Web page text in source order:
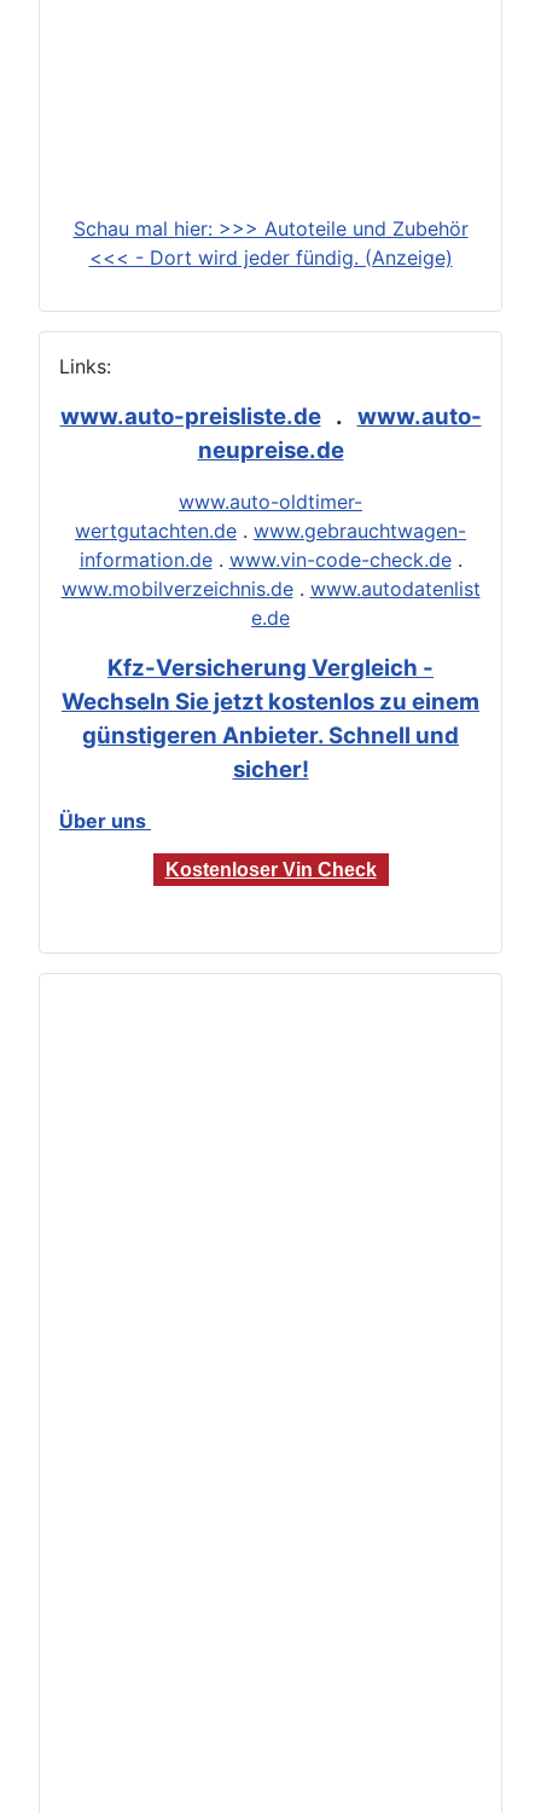
Schau mal hier: >>> Autoteile und Zubehör
<<< - Dort wird jeder fündig. (Anzeige)
Links:
www.auto-preisliste.de. www.auto-
neupreise.de
www.auto-oldtimer-
wertgutachten.de . www.gebrauchtwagen-
information.de. www.vin-code-check.de.
www.mobilverzeichnis.de. www.autodatenlist
e.de
Kfz-Versicherung Vergleich -
Wechseln Sie jetzt kostenlos zu einem
günstigeren Anbieter. Schnell und
sicher!
Über uns
Kostenloser Vin Check